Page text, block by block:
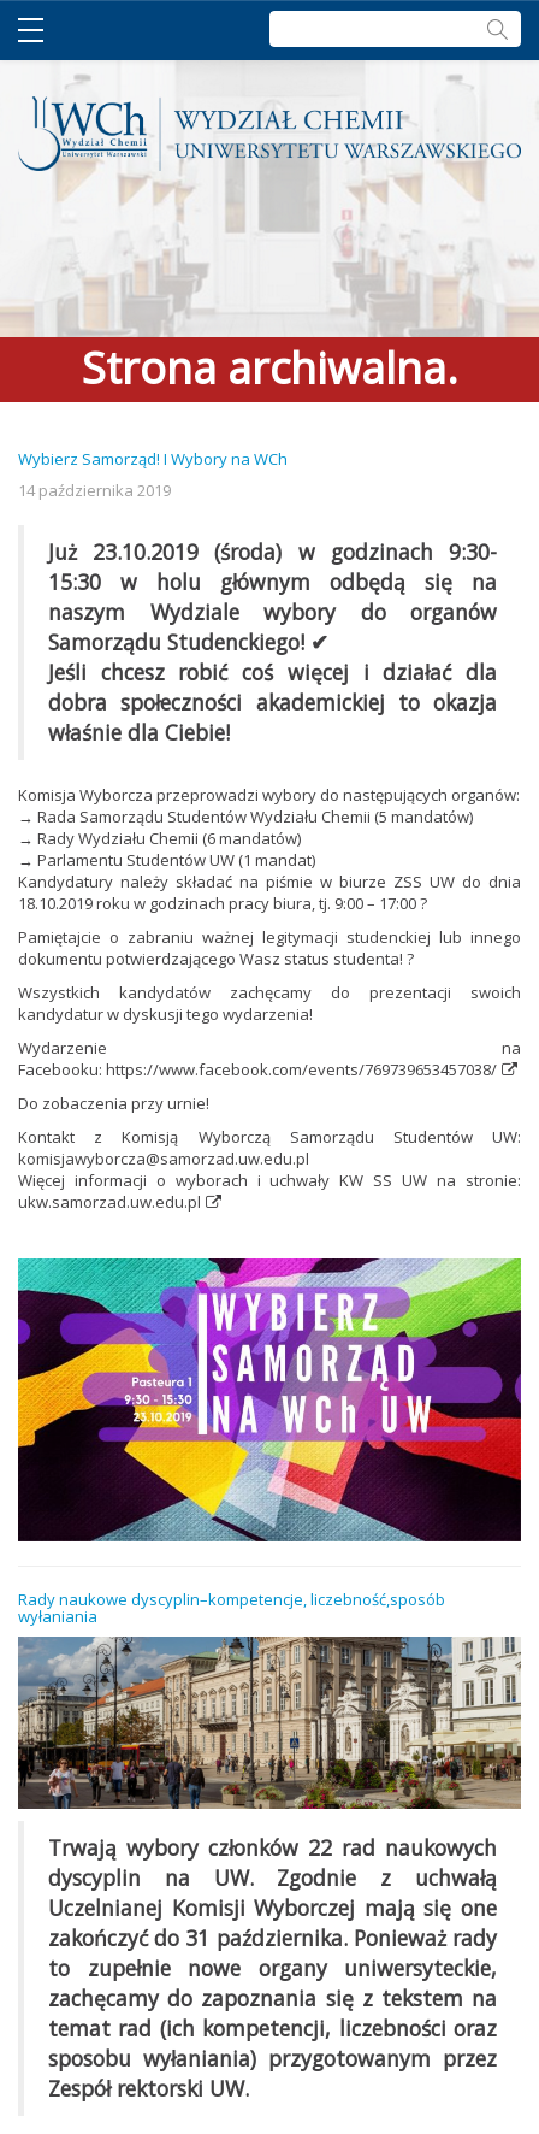
Szukaj:
Strona archiwalna.
aktualnego serwisu >
Wybierz Samorząd! I Wybory na WCh
14 października 2019
Już 23.10.2019 (środa) w godzinach 9:30-
15:30 w holu głównym odbędą się na
naszym Wydziale wybory do organów
Samorządu Studenckiego! ✔
Jeśli chcesz robić coś więcej i działać dla
dobra społeczności akademickiej to okazja
właśnie dla Ciebie!
Komisja Wyborcza przeprowadzi wybory do następujących organów:
→ Rada Samorządu Studentów Wydziału Chemii (5 mandatów)
→ Rady Wydziału Chemii (6 mandatów)
→ Parlamentu Studentów UW (1 mandat)
Kandydatury należy składać na piśmie w biurze ZSS UW do dnia
18.10.2019 roku w godzinach pracy biura, tj. 9:00 – 17:00 ?
Pamiętajcie o zabraniu ważnej legitymacji studenckiej lub innego
dokumentu potwierdzającego Wasz status studenta! ?
Wszystkich kandydatów zachęcamy do prezentacji swoich
kandydatur w dyskusji tego wydarzenia!
Wydarzenie na
Facebooku: https://www.facebook.com/events/769739653457038/
Do zobaczenia przy urnie!
Kontakt z Komisją Wyborczą Samorządu Studentów UW:
komisjawyborcza@samorzad.uw.edu.pl
Więcej informacji o wyborach i uchwały KW SS UW na stronie:
ukw.samorzad.uw.edu.pl
Rady naukowe dyscyplin–kompetencje, liczebność,sposób
wyłaniania
Trwają wybory członków 22 rad naukowych
dyscyplin na UW. Zgodnie z uchwałą
Uczelnianej Komisji Wyborczej mają się one
zakończyć do 31 października. Ponieważ rady
to zupełnie nowe organy uniwersyteckie,
zachęcamy do zapoznania się z tekstem na
temat rad (ich kompetencji, liczebności oraz
sposobu wyłaniania) przygotowanym przez
Zespół rektorski UW.